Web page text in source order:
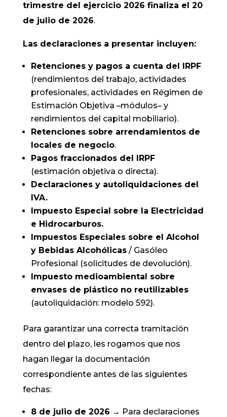
trimestre del ejercicio 2026 finaliza el 20
de julio de 2026.
Las declaraciones a presentar incluyen:
Retenciones y pagos a cuenta del IRPF
(rendimientos del trabajo, actividades
profesionales, actividades en Régimen de
Estimación Objetiva –módulos– y
rendimientos del capital mobiliario).
Retenciones sobre arrendamientos de
locales de negocio.
Pagos fraccionados del IRPF
(estimación objetiva o directa).
Declaraciones y autoliquidaciones del
IVA.
Impuesto Especial sobre la Electricidad
e Hidrocarburos.
Impuestos Especiales sobre el Alcohol
y Bebidas Alcohólicas/ Gasóleo
Profesional (solicitudes de devolución).
Impuesto medioambiental sobre
envases de plástico no reutilizables
(autoliquidación: modelo 592).
Para garantizar una correcta tramitación
dentro del plazo, les rogamos que nos
hagan llegar la documentación
correspondiente antes de las siguientes
fechas:
8 de julio de 2026 → Para declaraciones